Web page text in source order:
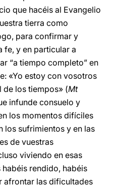
que hacéis al Evangelio
tierra como
para confirmar y
fe, y en particular a
“a tiempo completo” en
«Yo estoy con vosotros
de los tiempos» (Mt
infunde consuelo y
los momentos difíciles
los sufrimientos y en las
de vuestras
viviendo en esas
rendido, habéis
afrontar las dificultades